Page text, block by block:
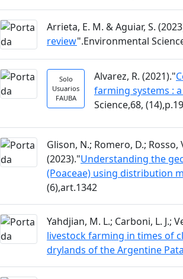
Arrieta, E. M. & Aguiar, S.
review".Environmental
Solo
Usuarios
FAUBA
Alvarez, R. (2021)."
farming systems :
Science,68,
Glison, N.; Romero, D.; Rosso,
(2023)."Understanding the
(Poaceae) using distribution
(6),art.1342
Yahdjian, M. L.; Carboni, L. J.;
livestock farming in times of
drylands of the Argentine